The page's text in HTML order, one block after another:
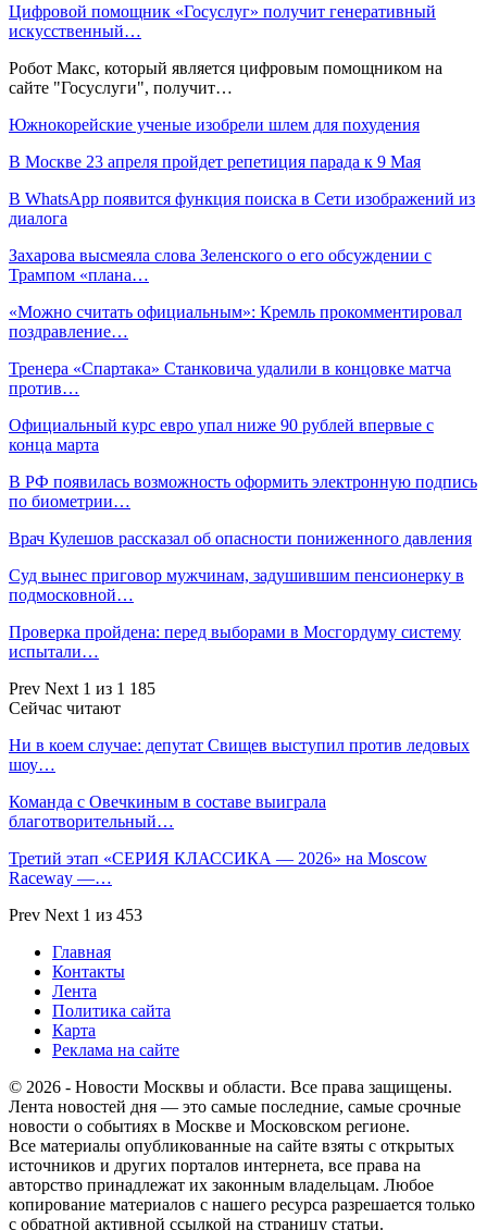
Цифровой помощник «Госуслуг» получит генеративный
искусственный…
Робот Макс, который является цифровым помощником на
сайте "Госуслуги", получит…
Южнокорейские ученые изобрели шлем для похудения
В Москве 23 апреля пройдет репетиция парада к 9 Мая
В WhatsApp появится функция поиска в Сети изображений из
диалога
Захарова высмеяла слова Зеленского о его обсуждении с
Трампом «плана…
«Можно считать официальным»: Кремль прокомментировал
поздравление…
Тренера «Спартака» Станковича удалили в концовке матча
против…
Официальный курс евро упал ниже 90 рублей впервые с
конца марта
В РФ появилась возможность оформить электронную подпись
по биометрии…
Врач Кулешов рассказал об опасности пониженного давления
Суд вынес приговор мужчинам, задушившим пенсионерку в
подмосковной…
Проверка пройдена: перед выборами в Мосгордуму систему
испытали…
Prev Next 1 из 1 185
Сейчас читают
Ни в коем случае: депутат Свищев выступил против ледовых
шоу…
Команда с Овечкиным в составе выиграла
благотворительный…
Третий этап «СЕРИЯ КЛАССИКА — 2026» на Moscow
Raceway —…
Prev Next 1 из 453
Главная
Контакты
Лента
Политика сайта
Карта
Реклама на сайте
© 2026 - Новости Москвы и области. Все права защищены.
Лента новостей дня — это самые последние, самые срочные
новости о событиях в Москве и Московском регионе.
Все материалы опубликованные на сайте взяты с открытых
источников и других порталов интернета, все права на
авторство принадлежат их законным владельцам. Любое
копирование материалов с нашего ресурса разрешается только
с обратной активной ссылкой на страницу статьи.